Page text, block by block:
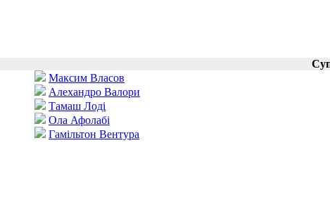
Максим Власов
Алехандро Валори
Тамаш Лоді
Ола Афолабі
Гамільтон Вентура